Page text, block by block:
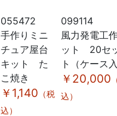
055472
手作りミニ
チュア屋台
キット た
こ焼き
￥1,140 （税
込）
099114
風力発電工
ット 20セ
ト（ケース入
￥20,000
込）